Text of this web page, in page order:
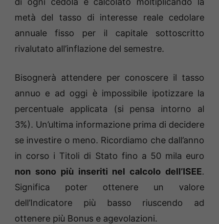
metà del tasso di interesse reale cedolare
annuale fisso per il capitale sottoscritto
rivalutato all’inflazione del semestre.
Bisognerà attendere per conoscere il tasso
annuo e ad oggi è impossibile ipotizzare la
percentuale applicata (si pensa intorno al
3%). Un’ultima informazione prima di decidere
se investire o meno. Ricordiamo che dall’anno
in corso i Titoli di Stato fino a 50 mila euro
non sono più inseriti nel calcolo dell’ISEE.
Significa poter ottenere un valore
dell’Indicatore più basso riuscendo ad
ottenere più Bonus e agevolazioni.